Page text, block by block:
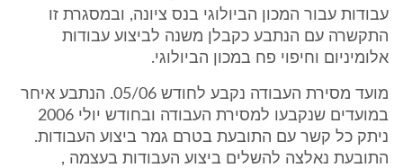
עבודות עבור המכון הביולוגי בנס ציונה, ובמסגרת זו
התקשרה עם הנתבע כקבלן משנה לביצוע עבודות
אלומיניום וחיפוי פח במכון הביולוגי.
מועד מסירת העבודה נקבע לחודש 05/06. הנתבע איחר
במועדים שנקבעו למסירת העבודה ובחודש יולי 2006
ניתק כל קשר עם התובעת בטרם גמר ביצוע העבודות.
התובעת נאלצה להשלים ביצוע העבודות בעצמה ,